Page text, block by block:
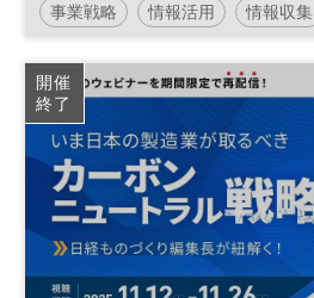
事業戦略 情報活用 情報収集
参加無料
開催
終了